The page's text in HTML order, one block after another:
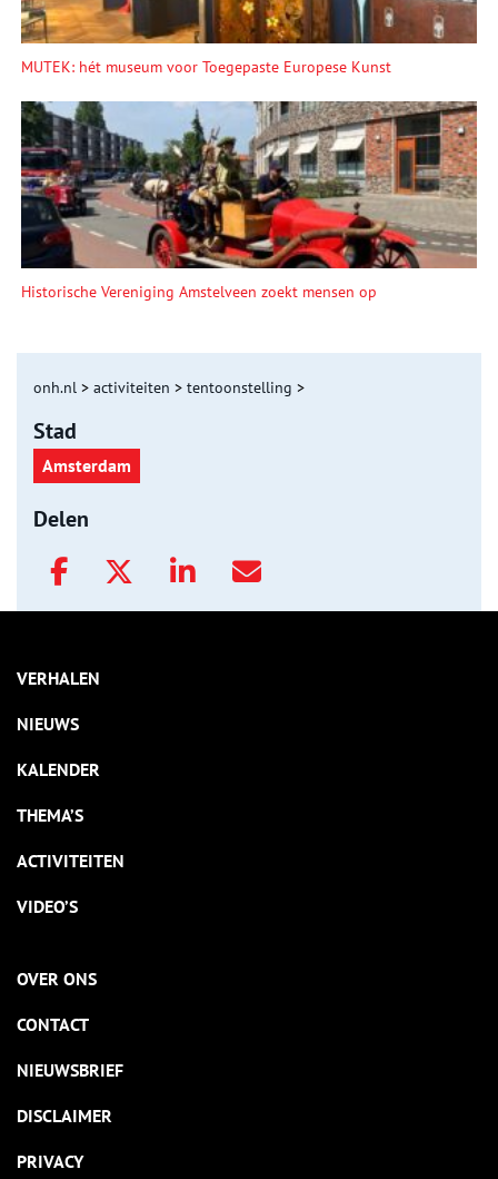
MUTEK: hét museum voor Toegepaste Europese Kunst
Historische Vereniging Amstelveen zoekt mensen op
onh.nl > activiteiten > tentoonstelling >
Stad
Amsterdam
Delen
VERHALEN
NIEUWS
KALENDER
THEMA’S
ACTIVITEITEN
VIDEO’S
OVER ONS
CONTACT
NIEUWSBRIEF
DISCLAIMER
PRIVACY